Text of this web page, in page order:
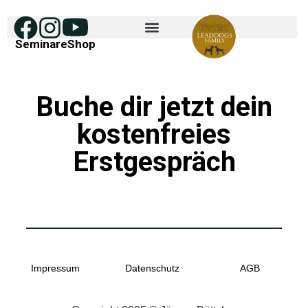
SeminareShop
Buche dir jetzt dein
kostenfreies
Erstgespräch
Impressum Datenschutz AGB